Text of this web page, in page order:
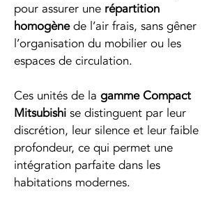
pour assurer une répartition
homogène de l’air frais, sans gêner
l’organisation du mobilier ou les
espaces de circulation.
Ces unités de la gamme Compact
Mitsubishi se distinguent par leur
discrétion, leur silence et leur faible
profondeur, ce qui permet une
intégration parfaite dans les
habitations modernes.